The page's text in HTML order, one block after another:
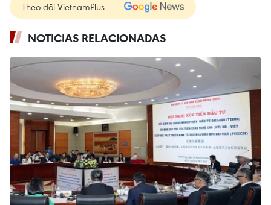
Theo dõi VietnamPlus
NOTICIAS RELACIONADAS